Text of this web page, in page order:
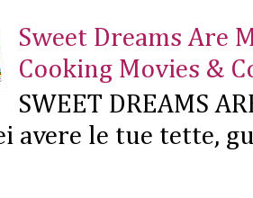
Sweet Dreams Are
Cooking Movies &
SWEET DREAMS
avere le tue tette,